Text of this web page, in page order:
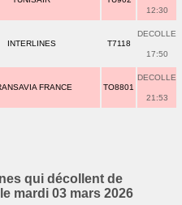
12:30
INTERLINES T7118
DECOLLE
17:50
FRANCE TO8801
DECOLLE
21:53
qui décollent de
mardi 03 mars 2026